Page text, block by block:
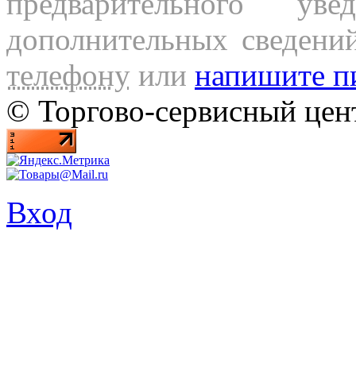
дополнительных
телефону или напишите
© Торгово-сервисный
Вход